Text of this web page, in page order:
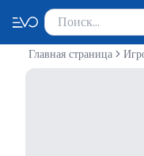
Поиск товаров
Введите минимум
Главная страница